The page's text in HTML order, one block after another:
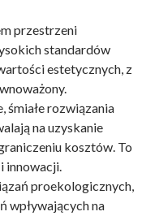
przestrzeni
standardów
estetycznych, z
śmiałe rozwiązania
na uzyskanie
kosztów. To
innowacji.
proekologicznych,
wpływających na